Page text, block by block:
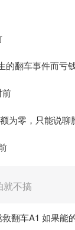
的翻车事件而亏
前
为零，只能说聊
就不搞
翻车A1 如果能